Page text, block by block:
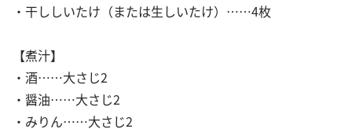
・干ししいたけ（または生しいたけ）……4枚
【煮汁】
・酒……大さじ2
・醤油……大さじ2
・みりん……大さじ2